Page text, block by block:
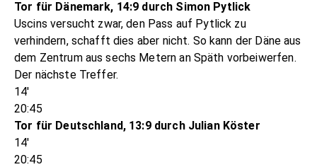
Tor für Dänemark, 14:9 durch Simon Pytlick
Uscins versucht zwar, den Pass auf Pytlick zu
verhindern, schafft dies aber nicht. So kann der Däne aus
dem Zentrum aus sechs Metern an Späth vorbeiwerfen.
Der nächste Treffer.
14'
20:45
Tor für Deutschland, 13:9 durch Julian Köster
14'
20:45